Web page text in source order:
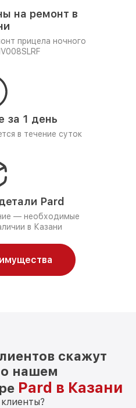
на ремонт в
прицела ночного
за 1 день
в течение суток
Pard
— необходимые
в Казани
скажут
нашем
Pard в Казани